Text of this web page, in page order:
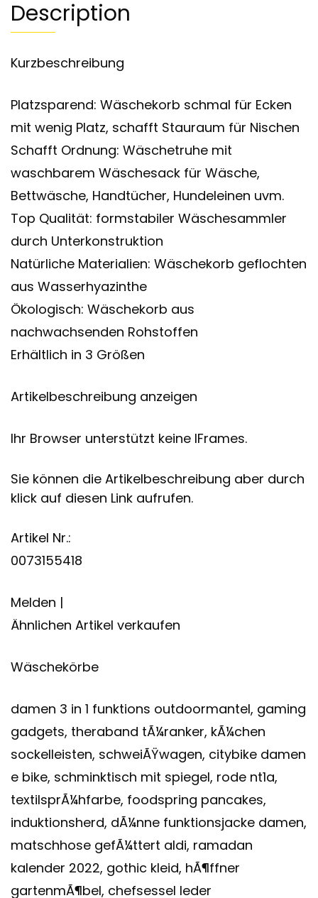
Description
Kurzbeschreibung
Platzsparend: Wäschekorb schmal für Ecken
mit wenig Platz, schafft Stauraum für Nischen
Schafft Ordnung: Wäschetruhe mit
waschbarem Wäschesack für Wäsche,
Bettwäsche, Handtücher, Hundeleinen uvm.
Top Qualität: formstabiler Wäschesammler
durch Unterkonstruktion
Natürliche Materialien: Wäschekorb geflochten
aus Wasserhyazinthe
Ökologisch: Wäschekorb aus
nachwachsenden Rohstoffen
Erhältlich in 3 Größen
Artikelbeschreibung anzeigen
Ihr Browser unterstützt keine IFrames.
Sie können die Artikelbeschreibung aber durch
klick auf diesen Link aufrufen.
Artikel Nr.:
0073155418
Melden |
Ähnlichen Artikel verkaufen
Wäschekörbe
damen 3 in 1 funktions outdoormantel, gaming
gadgets, theraband tÃ¼ranker, kÃ¼chen
sockelleisten, schweiÃŸwagen, citybike damen
e bike, schminktisch mit spiegel, rode nt1a,
textilsprÃ¼hfarbe, foodspring pancakes,
induktionsherd, dÃ¼nne funktionsjacke damen,
matschhose gefÃ¼ttert aldi, ramadan
kalender 2022, gothic kleid, hÃ¶ffner
gartenmÃ¶bel, chefsessel leder